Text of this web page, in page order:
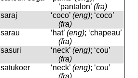
‘pantalon’ (fra)
saraj ‘coco’ (eng); ‘coco’
(fra)
sarau ‘hat’ (eng); ‘chapeau’
(fra)
sasuri ‘neck’ (eng); ‘cou’
(fra)
satukoer ‘neck’ (eng); ‘cou’
(fra)